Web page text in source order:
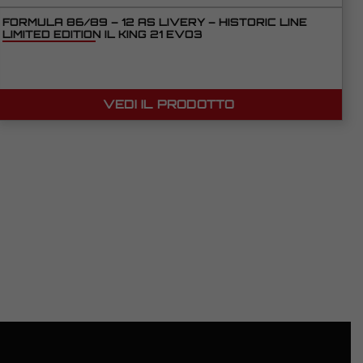
FORMULA 86/89 – 12 AS LIVERY – HISTORIC LINE
LIMITED EDITION IL KING 21 EVO3
VEDI IL PRODOTTO